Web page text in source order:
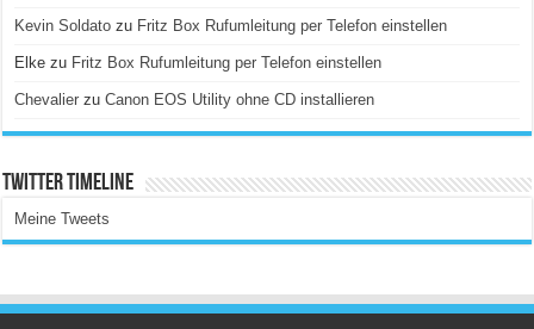
Kevin Soldato zu Fritz Box Rufumleitung per Telefon einstellen
Elke zu Fritz Box Rufumleitung per Telefon einstellen
Chevalier zuCanon EOS Utility ohne CD installieren
Twitter Timeline
Meine Tweets